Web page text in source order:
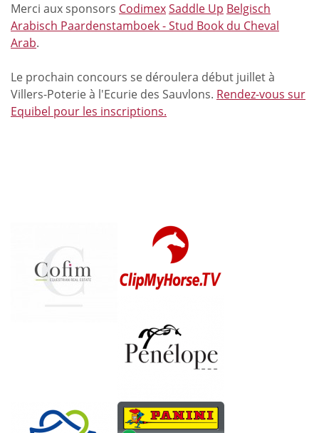
Merci aux sponsors CodimexSaddle Up Belgisch
Arabisch Paardenstamboek - Stud Book du Cheval
Arab.
Le prochain concours se déroulera début juillet à
Villers-Poterie à l'Ecurie des Sauvlons. Rendez-vous sur
Equibel pour les inscriptions.